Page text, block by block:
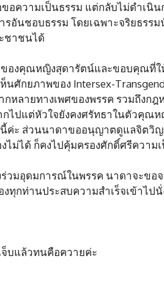
ขอความเป็นธรรม แต่กลับไม่ดำเนิ
รอันชอบธรรม โดยเฉพาะจริยธรร
ชาชนได้
องคุณหญิงสุดารัตน์และขอบคุณที่ใ
ศักยภาพของ Intersex-
หลายทางเพศของพรรค รวมถึงก
ไปแต่หัวใจยังคงศรัทธาในตัวคุณ
นี้ค่ะ ส่วนนาดาขออนุญาตดูแลจิตวิ
งไม่ได้ ก็คงไปคุ้มครองศักดิ์ศรีควา
วมอุดมการณ์ในพรรค นาดาจะขอจ
งทุกท่านประสบความสำเร็จเข้าไ
จ็บแล้วทนคือควายค่ะ